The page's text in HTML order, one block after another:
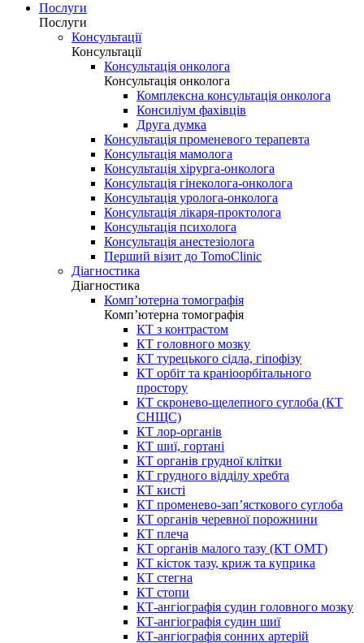
Послуги
Послуги
Консультації
Консультації
Консультація онколога
Консультація онколога
Комплексна консультація онколога
Консиліум фахівців
Друга думка
Консультація променевого терапевта
Консультація мамолога
Консультація хірурга-онколога
Консультація гінеколога-онколога
Консультація уролога-онколога
Консультація лікаря-проктолога
Консультація психолога
Консультація анестезіолога
Перший візит до TomoClinic
Діагностика
Діагностика
Комп’ютерна томографія
Комп’ютерна томографія
КТ з контрастом
КТ головного мозку
КТ турецького сідла, гіпофізу
КТ орбіт та краніоорбітального
простору
КТ скронево-щелепного суглоба (КТ
СНЩС)
КТ лор-органів
КТ шиї, гортані
КТ органів грудної клітки
КТ грудного відділу хребта
КТ кисті
КТ променево-зап’ясткового суглоба
КТ органів черевної порожнини
КТ плеча
КТ органів малого тазу (КТ ОМТ)
КТ кісток тазу, криж та куприка
КТ стегна
КТ стопи
КТ-ангіографія судин головного мозку
КТ-ангіографія судин шиї
КТ-ангіографія сонних артерій